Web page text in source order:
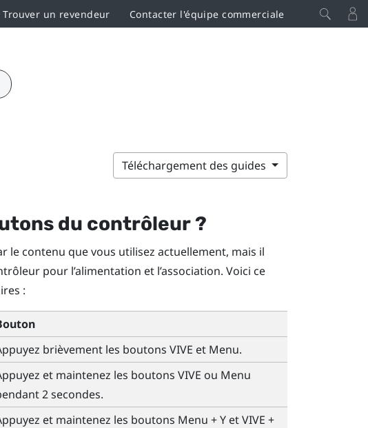
Trouver un revendeur Contacter l'équipe commerciale
Téléchargement des guides
du contrôleur ?
le contenu que vous utilisez actuellement, mais il
pour l’alimentation et l’association. Voici ce
:
brièvement les boutons VIVE et Menu.
et maintenez les boutons VIVE ou Menu
2 secondes.
et maintenez les boutons Menu +YetVIVE +